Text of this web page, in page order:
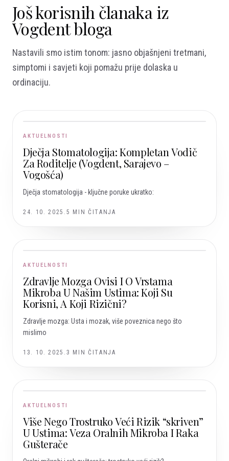
Još korisnih članaka iz
Vogdent bloga
Nastavili smo istim tonom: jasno objašnjeni tretmani,
simptomi i savjeti koji pomažu prije dolaska u
ordinaciju.
AKTUELNOSTI
Dječja Stomatologija: Kompletan Vodič
Za Roditelje (Vogdent, Sarajevo –
Vogošća)
Dječja stomatologija - ključne poruke ukratko:
24. 10. 2025. 5 MIN ČITANJA
AKTUELNOSTI
Zdravlje Mozga Ovisi I O Vrstama
Mikroba U Našim Ustima: Koji Su
Korisni, A Koji Rizični?
Zdravlje mozga: Usta i mozak, više poveznica nego što
mislimo
13. 10. 2025. 3 MIN ČITANJA
AKTUELNOSTI
Više Nego Trostruko Veći Rizik “skriven”
U Ustima: Veza Oralnih Mikroba I Raka
Gušterače